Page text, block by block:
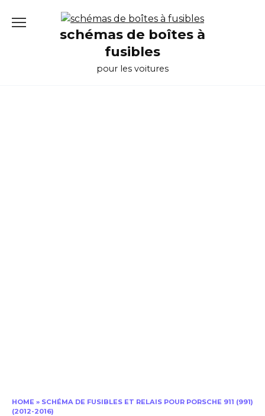
содержаниюschémas de boîtes à
fusibles
pour les voitures
HOME » SCHÉMA DE FUSIBLES ET RELAIS POUR PORSCHE 911 (991)
(2012-2016)